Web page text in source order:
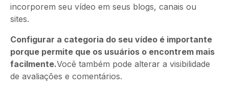
incorporem seu vídeo em seus blogs, canais ou
sites.
Configurar a categoria do seu vídeo é importante
porque permite que os usuários o encontrem mais
facilmente.Você também pode alterar a visibilidade
de avaliações e comentários.